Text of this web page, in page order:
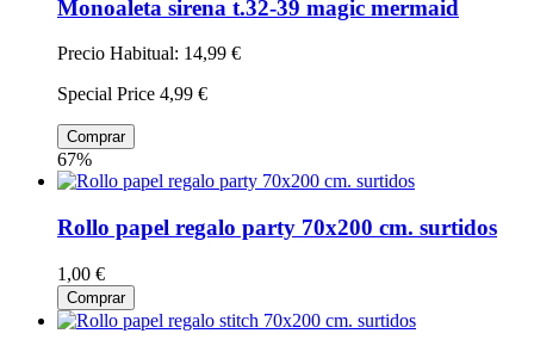
Monoaleta sirena t.32-39 magic mermaid
Precio Habitual: 14,99 €
Special Price 4,99 €
Comprar
67%
Rollo papel regalo party 70x200 cm. surtidos
1,00 €
Comprar